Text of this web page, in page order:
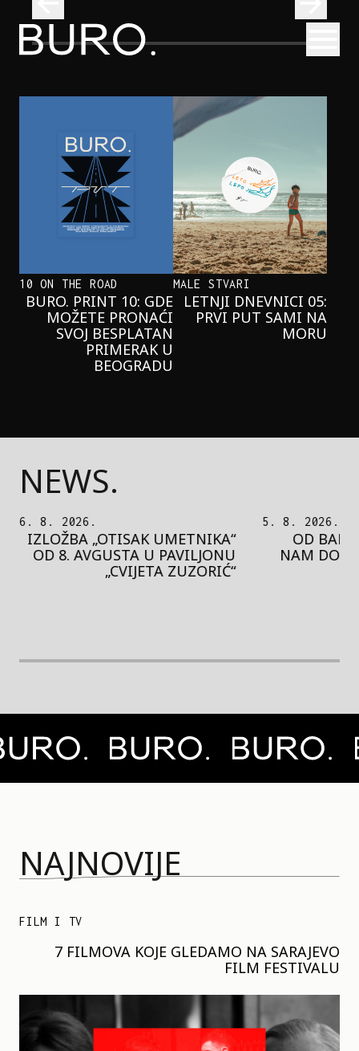
BURO.
TRI KNJIGE KOJE VALENTINA BAKTI
ČITA NA PLAŽI OVOG LETA
10 ON THE ROAD
BURO. PRINT 10: GDE
MOŽETE PRONAĆI
SVOJ BESPLATAN
PRIMERAK U
BEOGRADU
MALE STVARI
LETNJI DNEVNICI 05:
PRVI PUT SAMI NA
MORU
NEWS.
6. 8. 2026.
IZLOŽBA „OTISAK UMETNIKA“
OD 8. AVGUSTA U PAVILJONU
„CVIJETA ZUZORIĆ“
5. 8. 2026.
OD
NAM
NAJNOVIJE
FILM I TV
7 FILMOVA KOJE GLEDAMO NA SARAJEVO
FILM FESTIVALU